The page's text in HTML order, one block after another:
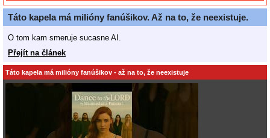
Táto kapela má milióny fanúšikov. Až na to, že neexistuje.
O tom kam smeruje sucasne AI.
Přejít na článek
Táto kapela má milióny fanúšikov - až na to, že neexistuje